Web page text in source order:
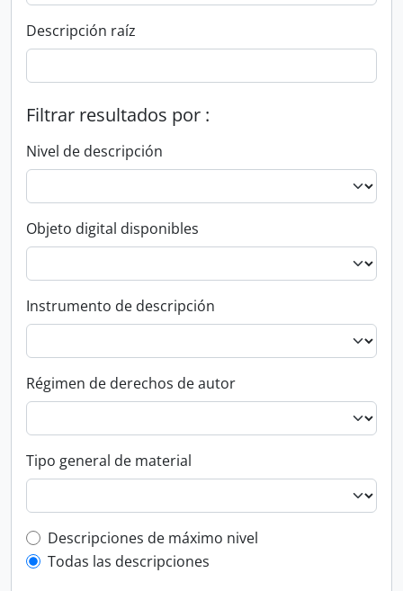
Descripción raíz
Filtrar resultados por :
Nivel de descripción
Objeto digital disponibles
Instrumento de descripción
Régimen de derechos de autor
Tipo general de material
Top-level description filter
Descripciones de máximo nivel
Todas las descripciones